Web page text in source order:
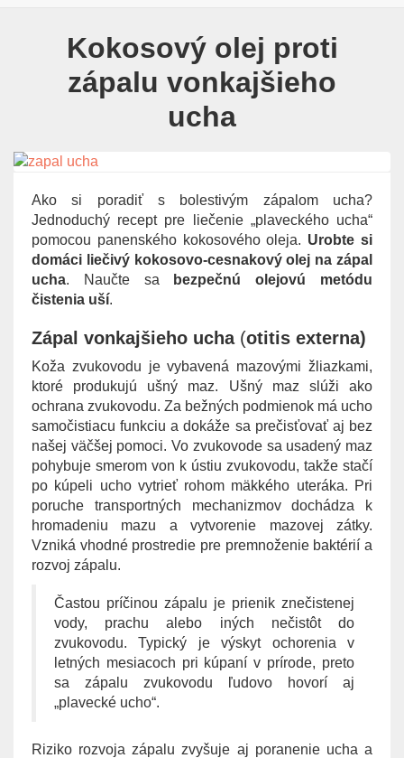
i
Kokosový olej proti
zápalu vonkajšieho
ucha
Ako si poradiť s bolestivým zápalom ucha?
Jednoduchý recept pre liečenie „plaveckého ucha“
pomocou panenského kokosového oleja. Urobte si
domáci liečivý kokosovo-cesnakový olej na zápal
ucha. Naučte sa
bezpečnú olejovú metódu
čistenia uší.
Zápal vonkajšieho ucha(otitis externa)
Koža zvukovodu je vybavená mazovými žliazkami,
ktoré produkujú ušný maz. Ušný maz slúži ako
ochrana zvukovodu. Za bežných podmienok má ucho
samočistiacu funkciu a dokáže sa prečisťovať aj bez
našej väčšej pomoci. Vo zvukovode sa usadený maz
pohybuje smerom von k ústiu zvukovodu, takže stačí
po kúpeli ucho vytrieť rohom mäkkého uteráka. Pri
poruche transportných mechanizmov dochádza k
hromadeniu mazu a vytvorenie mazovej zátky.
Vzniká vhodné prostredie pre premnoženie baktérií a
rozvoj zápalu.
Častou príčinou zápalu je prienik znečistenej
vody, prachu alebo iných nečistôt do
zvukovodu. Typický je výskyt ochorenia v
letných mesiacoch pri kúpaní v prírode, preto
sa zápalu zvukovodu ľudovo hovorí aj
„plavecké ucho“.
Riziko rozvoja zápalu zvyšuje aj poranenie ucha a